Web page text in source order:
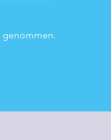
genommen.